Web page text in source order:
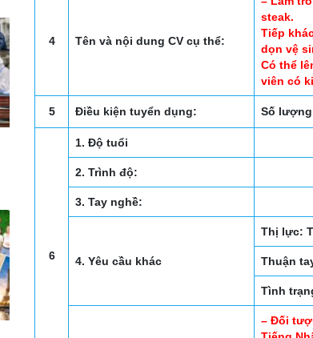
4 Tên và nội dung CV cụ thể:
steak.
Tiếp
dọn vệ
Có thể
viên có
5 Điều kiện tuyển dụng: Số
6
1. Độ tuổi
2. Trình độ:
3. Tay nghề:
4. Yêu cầu khác
Thị lực:
Thuận
Tình
– Đối